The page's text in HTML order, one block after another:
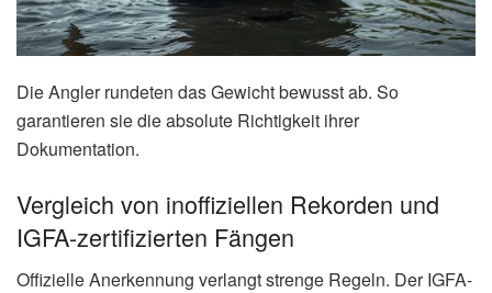
Die Angler rundeten das Gewicht bewusst ab. So
garantieren sie die absolute Richtigkeit ihrer
Dokumentation.
Vergleich von inoffiziellen Rekorden und
IGFA-zertifizierten Fängen
Offizielle Anerkennung verlangt strenge Regeln. Der IGFA-